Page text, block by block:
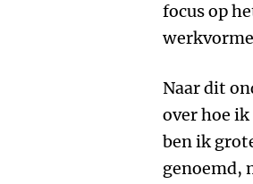
focus op
Naar dit
over hoe
ben ik
genoemd,